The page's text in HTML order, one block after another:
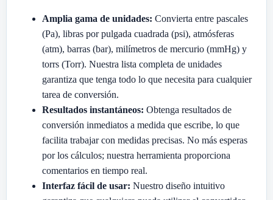
Amplia gama de unidades: Convierta entre pascales
(Pa), libras por pulgada cuadrada (psi), atmósferas
(atm), barras (bar), milímetros de mercurio (mmHg) y
torrs (Torr). Nuestra lista completa de unidades
garantiza que tenga todo lo que necesita para cualquier
tarea de conversión.
Resultados instantáneos: Obtenga resultados de
conversión inmediatos a medida que escribe, lo que
facilita trabajar con medidas precisas. No más esperas
por los cálculos; nuestra herramienta proporciona
comentarios en tiempo real.
Interfaz fácil de usar: Nuestro diseño intuitivo